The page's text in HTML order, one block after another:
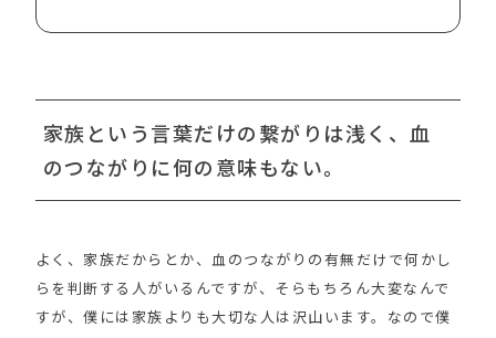
家族という言葉だけの繋がりは浅く、血
のつながりに何の意味もない。
よく、家族だからとか、血のつながりの有無だけで何かし
らを判断する人がいるんですが、そらもちろん大変なんで
すが、僕には家族よりも大切な人は沢山います。なので僕